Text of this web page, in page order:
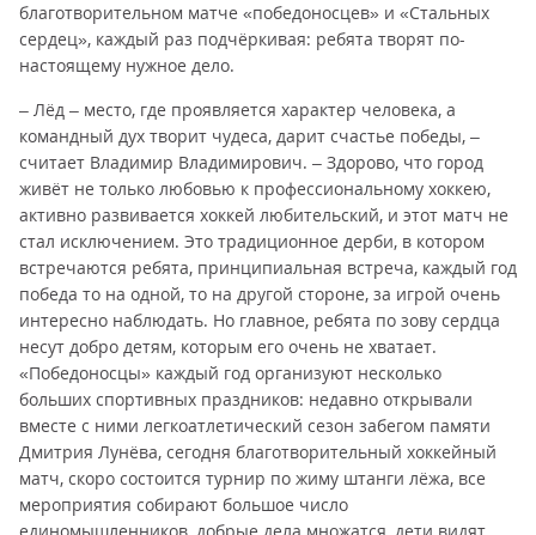
благотворительном матче «победоносцев» и «Стальных
сердец», каждый раз подчёркивая: ребята творят по-
настоящему нужное дело.
– Лёд – место, где проявляется характер человека, а
командный дух творит чудеса, дарит счастье победы, –
считает Владимир Владимирович. – Здорово, что город
живёт не только любовью к профессиональному хоккею,
активно развивается хоккей любительский, и этот матч не
стал исключением. Это традиционное дерби, в котором
встречаются ребята, принципиальная встреча, каждый год
победа то на одной, то на другой стороне, за игрой очень
интересно наблюдать. Но главное, ребята по зову сердца
несут добро детям, которым его очень не хватает.
«Победоносцы» каждый год организуют несколько
больших спортивных праздников: недавно открывали
вместе с ними легкоатлетический сезон забегом памяти
Дмитрия Лунёва, сегодня благотворительный хоккейный
матч, скоро состоится турнир по жиму штанги лёжа, все
мероприятия собирают большое число